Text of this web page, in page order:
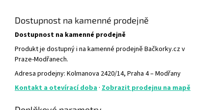
Dostupnost na kamenné prodejně
Dostupnost na kamenné prodejně
Produkt je dostupný i na kamenné prodejně Bačkorky.cz v
Praze-Modřanech.
Adresa prodejny: Kolmanova 2420/14, Praha 4 – Modřany
Kontakt a otevírací doba · Zobrazit prodejnu na mapě